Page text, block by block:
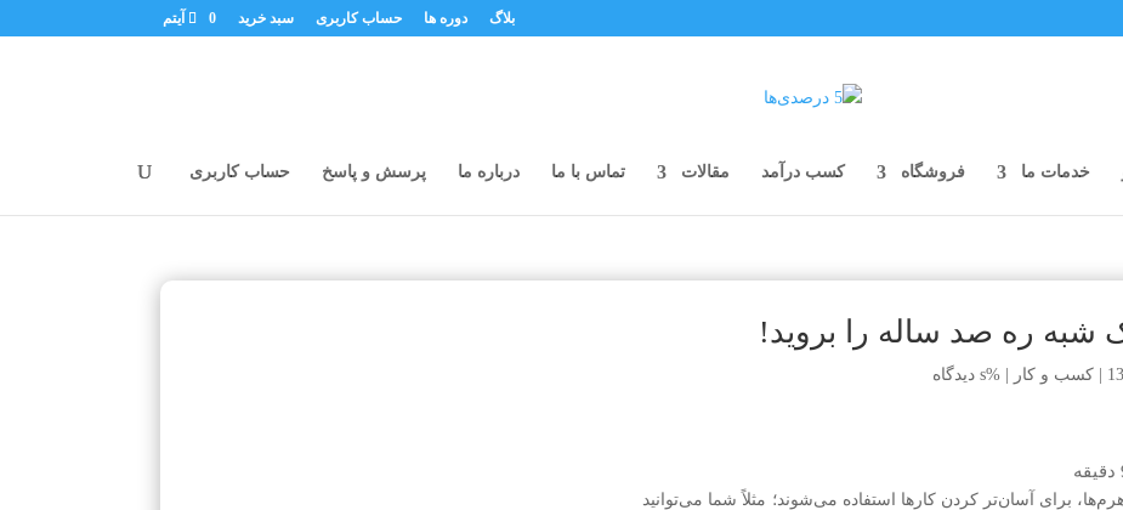
بلاگ دوره ها حساب کاربری سبد خرید 0 آیتم
خدمات ما فروشگاه کسب درآمد مقالات تماس با ما درباره ما پرسش و پاسخ حساب کاربری
ره صد ساله را بروید!
|کسب و کار |%s دیدگاه
دقیقه
برای آسان‌تر کردن کارها استفاده می‌شوند؛ مثلاً شما می‌توانید